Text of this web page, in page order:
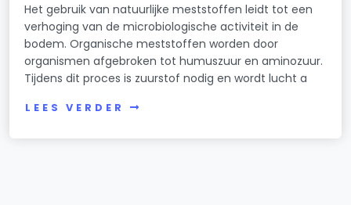
Het gebruik van natuurlijke meststoffen leidt tot een
verhoging van de microbiologische activiteit in de
bodem. Organische meststoffen worden door
organismen afgebroken tot humuszuur en aminozuur.
Tijdens dit proces is zuurstof nodig en wordt lucht a
LEES VERDER